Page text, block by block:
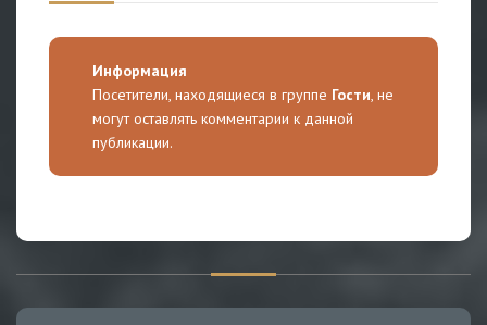
Информация
Посетители, находящиеся в группе Гости, не
могут оставлять комментарии к данной
публикации.